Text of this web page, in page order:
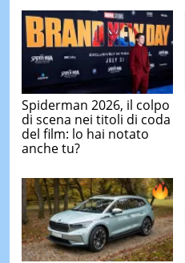
Spiderman 2026, il colpo
di scena nei titoli di coda
del film: lo hai notato
anche tu?